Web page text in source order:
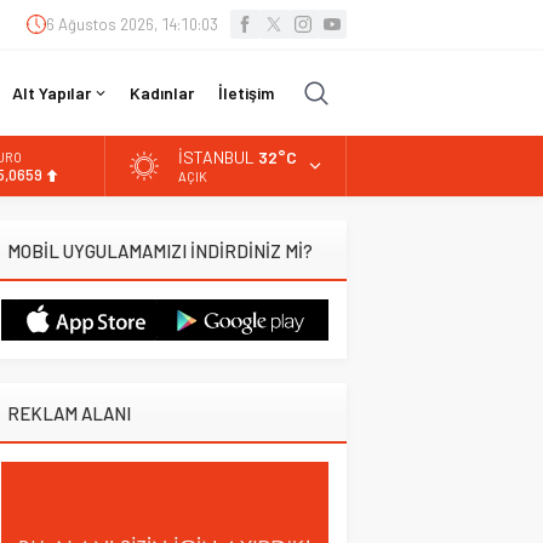
6 Ağustos 2026, 14:10:04
Alt Yapılar Kadınlar İletişim
İSTANBUL 32°C
AÇIK
MOBİL UYGULAMAMIZI İNDİRDİNİZ Mİ?
REKLAM ALANI